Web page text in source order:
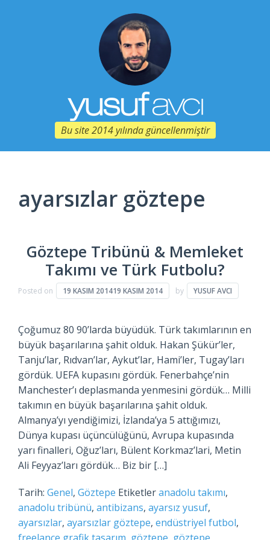
Bu site 2014 yılında güncellenmiştir
ayarsızlar göztepe
Göztepe Tribünü & Memleket
Takımı ve Türk Futbolu?
Posted on 19 KASIM 201419 KASIM 2014 by YUSUF AVCI
Çoğumuz 80 90’larda büyüdük. Türk takımlarının en
büyük başarılarına şahit olduk. Hakan Şükür’ler,
Tanju’lar, Rıdvan’lar, Aykut’lar, Hami’ler, Tugay’ları
gördük. UEFA kupasını gördük. Fenerbahçe’nin
Manchester’ı deplasmanda yenmesini gördük… Milli
takımın en büyük başarılarına şahit olduk.
Almanya’yı yendiğimizi, İzlanda’ya 5 attığımızı,
Dünya kupası üçüncülüğünü, Avrupa kupasında
yarı finalleri, Oğuz’ları, Bülent Korkmaz’lari, Metin
Ali Feyyaz’ları gördük… Biz bir […]
Tarih: Genel, Göztepe Etiketleranadolu takımı,
anadolu tribünü, antibizans, ayarsız yusuf,
ayarsızlar, ayarsızlar göztepe, endüstriyel futbol,
freelance grafik tasarım göztepe göztepe